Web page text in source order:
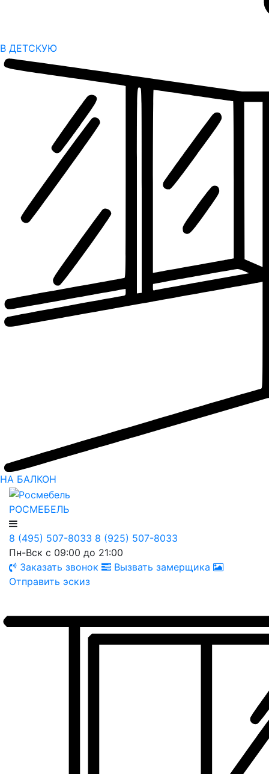
В ДЕТСКУЮ
НА БАЛКОН
РОСМЕБЕЛЬ
8 (495) 507-8033 8 (925) 507-8033
Пн-Вск с 09:00 до 21:00
Заказать звонок
Вызвать замерщика
Отправить эскиз